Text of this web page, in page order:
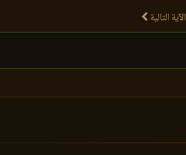
الآية التالية